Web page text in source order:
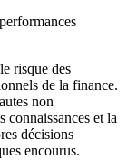
risque des
de la finance.
non
connaissances et la
décisions
encourus.